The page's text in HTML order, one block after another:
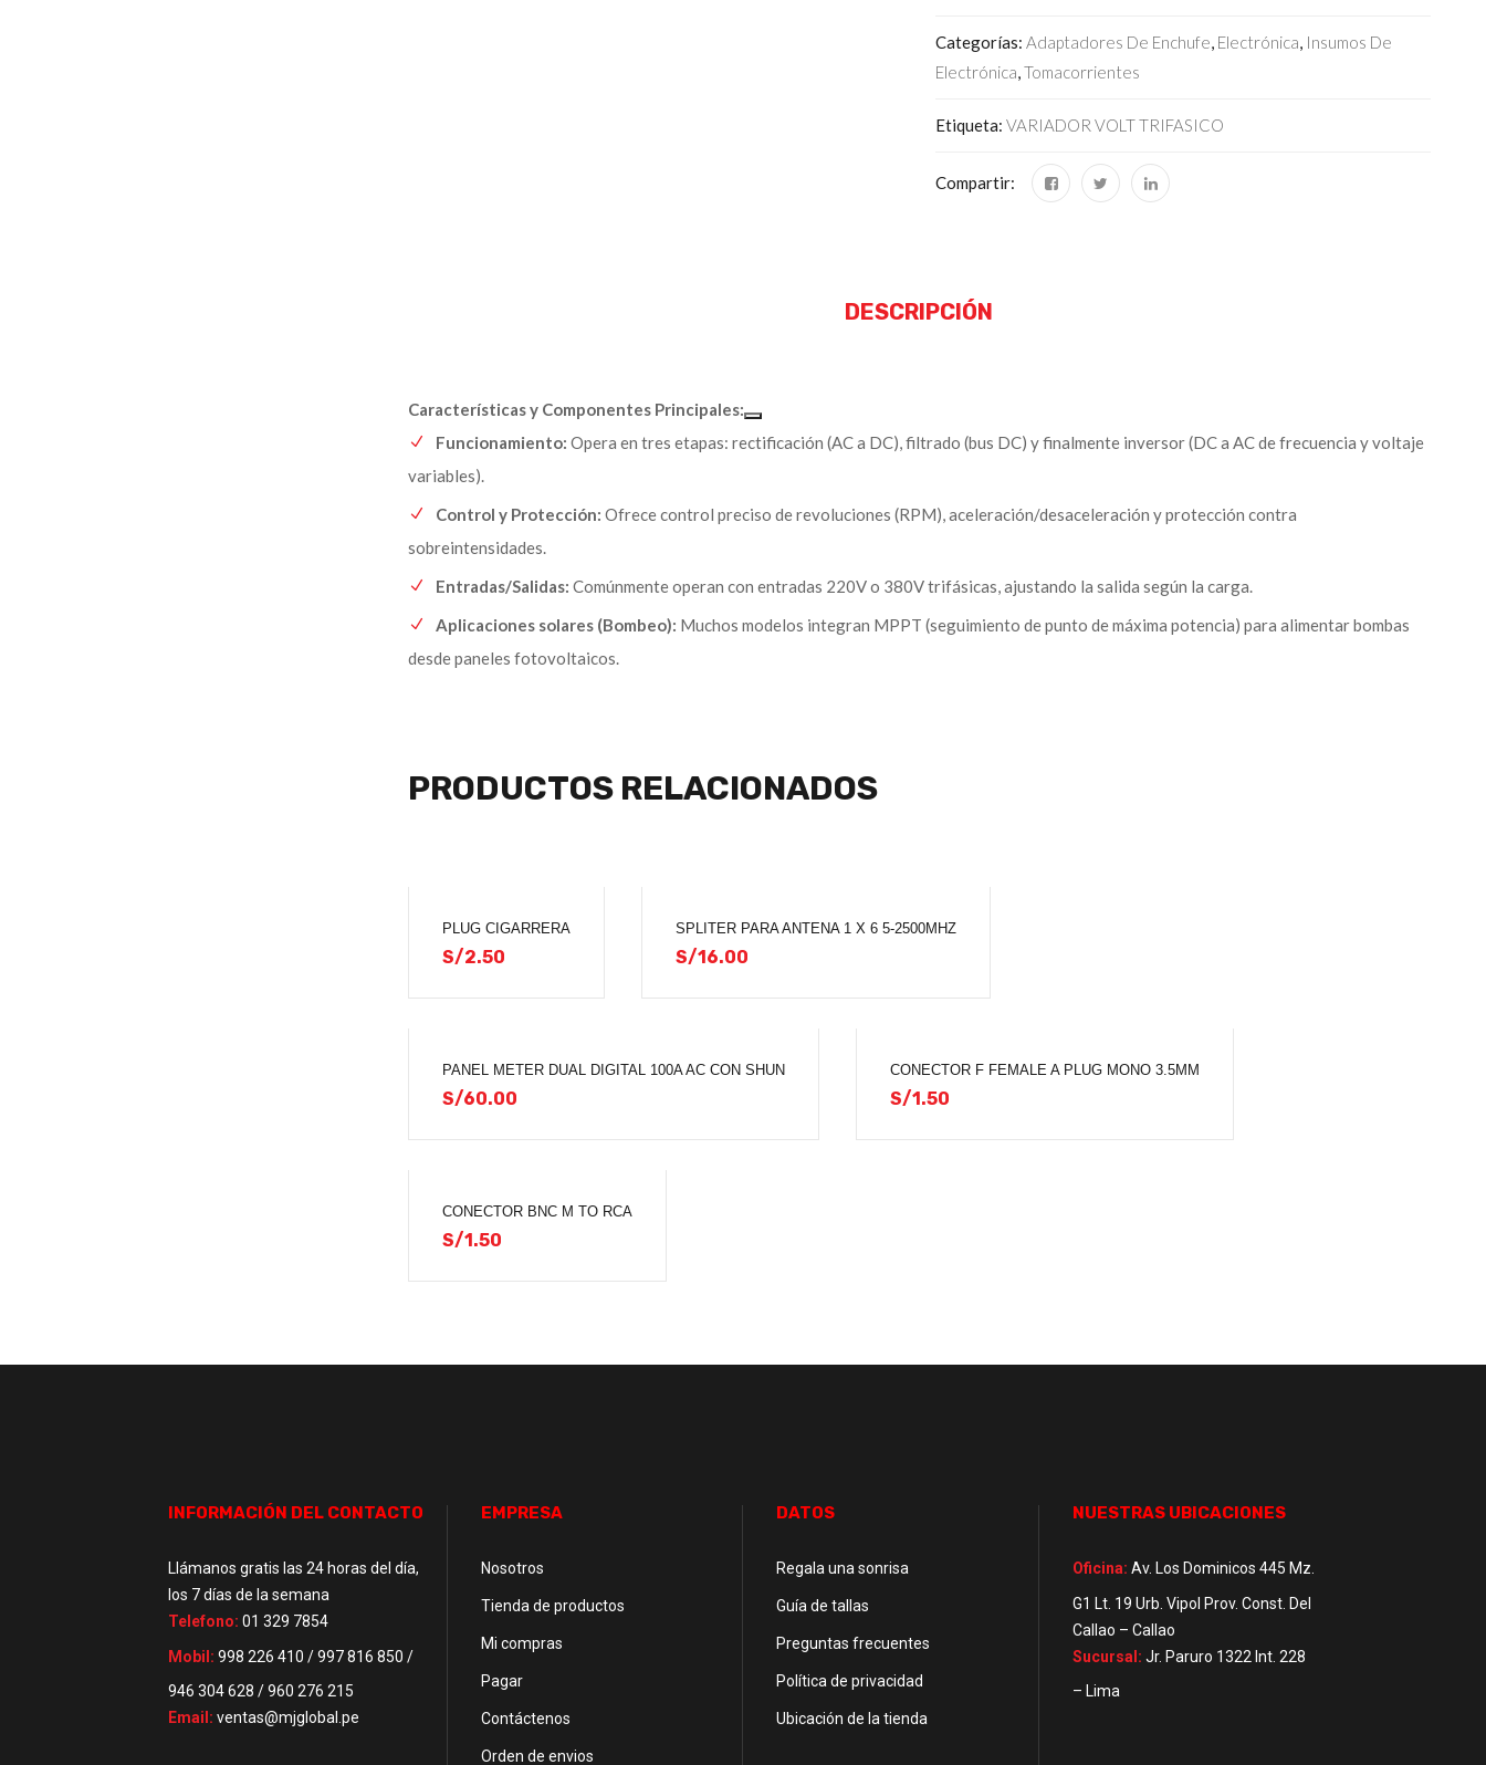
Categorías:Adaptadores De Enchufe, Electrónica, Insumos De
Electrónica,Tomacorrientes
Etiqueta:VARIADOR VOLT TRIFASICO
Compartir:
DESCRIPCIÓN
Características y Componentes Principales:
Funcionamiento: Opera en tres etapas: rectificación (AC a DC), filtrado (bus DC) y finalmente inversor (DC a AC de frecuencia y voltaje
variables).
Control y Protección: Ofrece control preciso de revoluciones (RPM), aceleración/desaceleración y protección contra
sobreintensidades.
Entradas/Salidas: Comúnmente operan con entradas 220V o 380V trifásicas, ajustando la salida según la carga.
Aplicaciones solares (Bombeo): Muchos modelos integran MPPT (seguimiento de punto de máxima potencia) para alimentar bombas
desde paneles fotovoltaicos.
PRODUCTOS RELACIONADOS
PLUG CIGARRERA
S/2.50
SPLITER PARA ANTENA 1 X 6 5-2500MHZ
S/16.00
PANEL METER DUAL DIGITAL 100A AC CON SHUN
S/60.00
CONECTOR F FEMALE A PLUG MONO 3.5MM
S/1.50
CONECTOR BNC M TO RCA
S/1.50
INFORMACIÓN DEL CONTACTO
Llámanos gratis las 24 horas del día,
los 7 días de la semana
Telefono: 01 329 7854
Mobil: 998 226 410 / 997 816 850 /
946 304 628 / 960 276 215
Email: ventas@mjglobal.pe
EMPRESA
Nosotros
Tienda de productos
Mi compras
Pagar
Contáctenos
Orden de envios
DATOS
Regala una sonrisa
Guía de tallas
Preguntas frecuentes
Política de privacidad
Ubicación de la tienda
NUESTRAS UBICACIONES
Oficina: Av. Los Dominicos 445 Mz.
G1 Lt. 19 Urb. Vipol Prov. Const. Del
Callao – Callao
Sucursal: Jr. Paruro 1322 Int. 228
– Lima